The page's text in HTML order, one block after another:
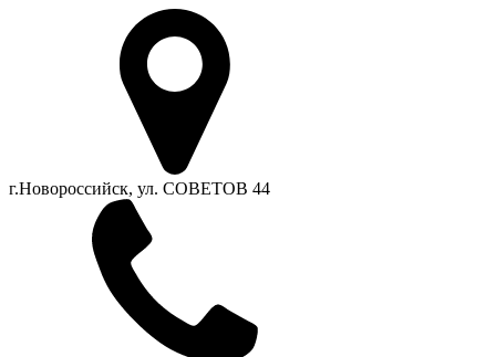
г.Новороссийск, ул. СОВЕТОВ 44